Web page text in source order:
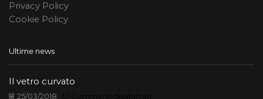
Privacy Policy
Cookie Policy
Ultime news
Il vetro curvato
25/03/2018